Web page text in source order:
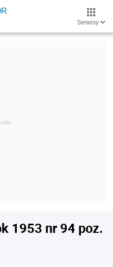
Serwisy
1953 nr 94 poz.